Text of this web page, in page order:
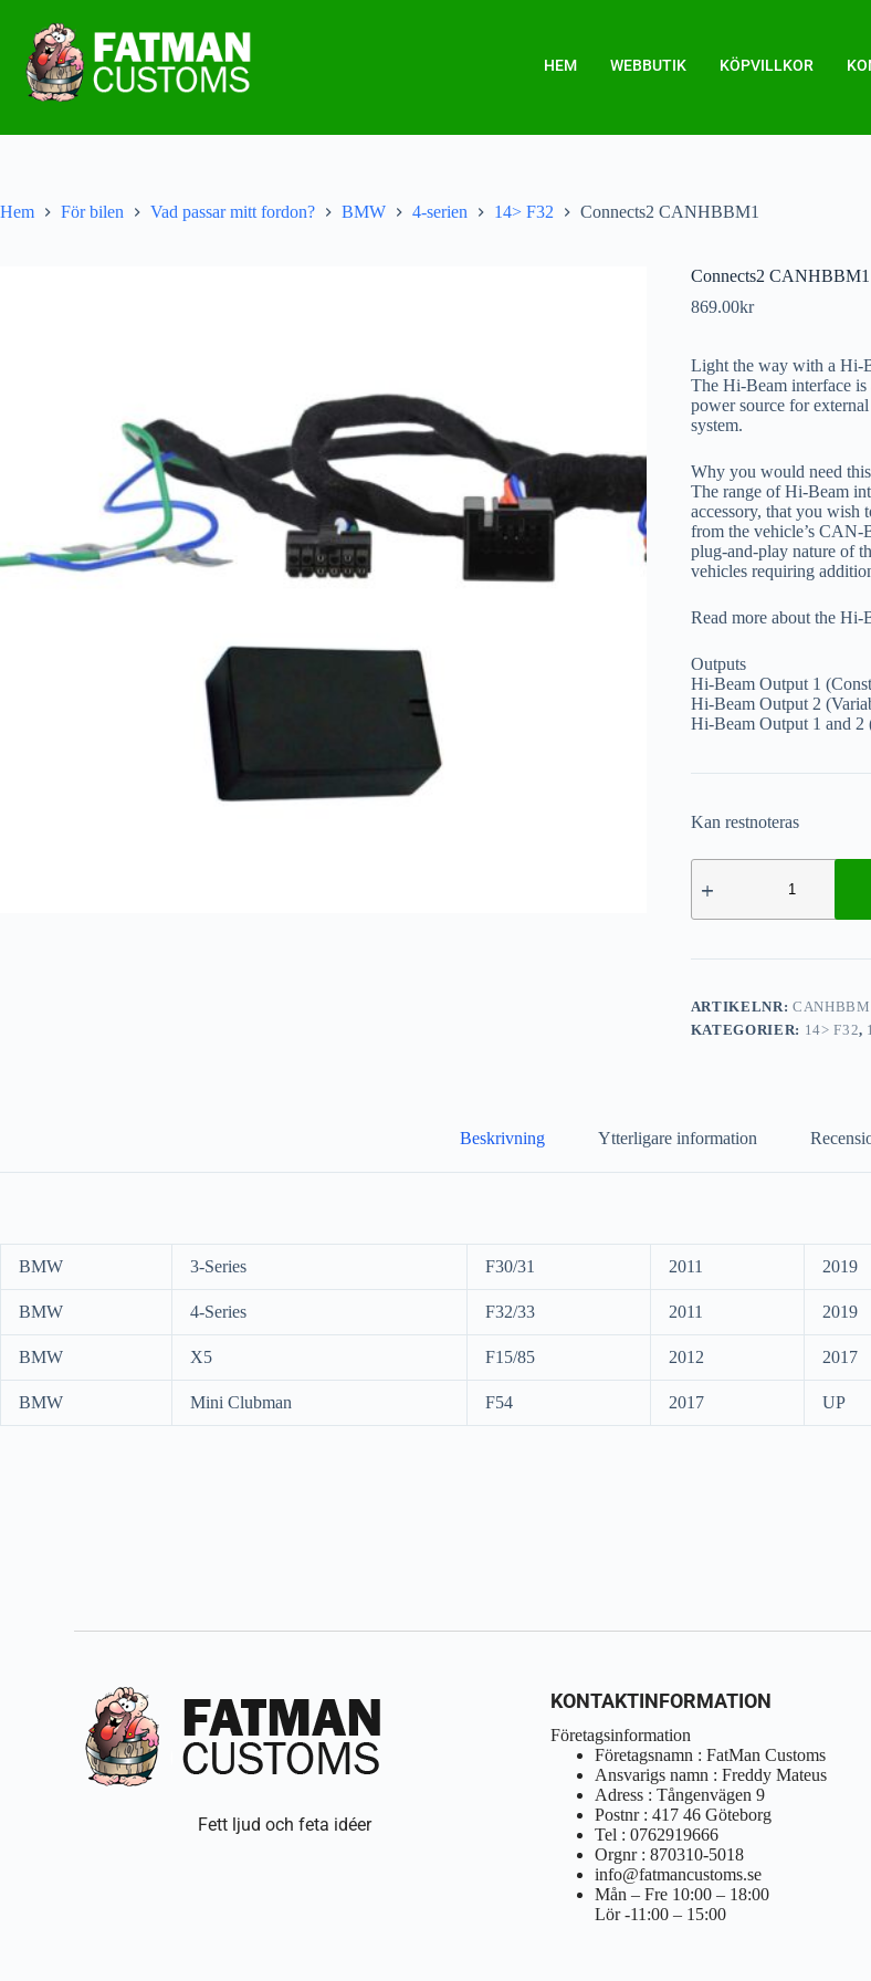
HEM WEBBUTIK KÖPVILLKOR
Hem För bilen Vad passar mitt fordon? BMW 4-serien 14> F32 Connects2 CANHBBM1
Connects2 CANHBBM1
869.00kr
Light the way with a Hi-
The Hi-Beam interface
power source for
system.
Why you would need
The range of Hi-Beam
accessory, that you wish
from the vehicle’s CAN-
plug-and-play nature of
vehicles requiring
Read more about the Hi-
Outputs
Hi-Beam Output 1
Hi-Beam Output 2
Hi-Beam Output 1 and 2
Kan restnoteras
ARTIKELNR:
KATEGORIER: 14> F32,
Beskrivning Ytterligare information
BMW 3-Series F30/31 2011 2019
BMW 4-Series F32/33 2011 2019
BMW X5 F15/85 2012 2017
BMW Mini Clubman F54 2017 UP
Fett ljud och feta idéer
KONTAKTINFORMATION
Företagsinformation
Företagsnamn : FatMan Customs
Ansvarigs namn : Freddy Mateus
Adress : Tångenvägen 9
Postnr : 417 46 Göteborg
Tel : 0762919666
Orgnr : 870310-5018
info@fatmancustoms.se
Mån – Fre 10:00 – 18:00
Lör -11:00 – 15:00